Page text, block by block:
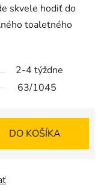
skvele hodiť do
toaletného
2-4 týždne
63/1045
DO KOŠÍKA